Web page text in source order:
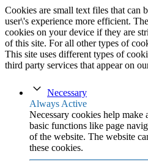
Cookies are small text files that can
user\'s experience more efficient.
cookies on your device if they are
of this site. For all other types of
This site uses different types of
third party services that appear on
Necessary
Always Active
Necessary cookies help make
basic functions like page
of the website. The website
these cookies.